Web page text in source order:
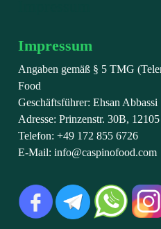
Impressum
Angaben gemäß § 5 TMG
Food
Geschäftsführer: Ehsan Abbassi
Adresse: Prinzenstr. 30B,
Telefon: +49 172 855 6726
E-Mail: info@caspinofood.com